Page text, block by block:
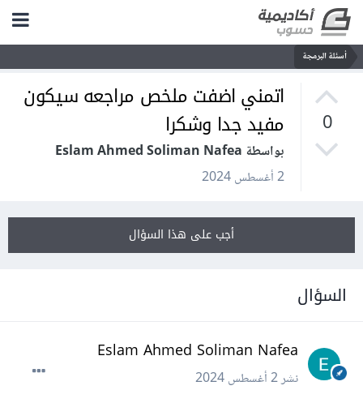
أسئلة البرمجة
0
اتمني اضفت ملخص مراجعه سيكون
مفيد جدا وشكرا
بواسطة Eslam Ahmed Soliman Nafea
2 أغسطس 2024
أجب على هذا السؤال
السؤال
Eslam Ahmed Soliman Nafea
نشر2 أغسطس 2024